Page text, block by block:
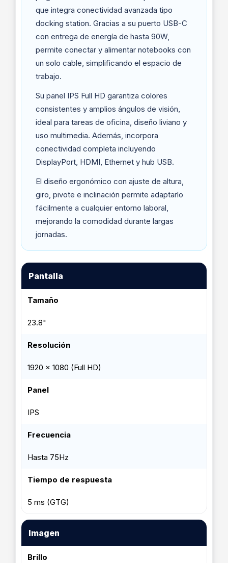
que integra conectividad avanzada tipo
docking station. Gracias a su puerto USB-C
con entrega de energía de hasta 90W,
permite conectar y alimentar notebooks con
un solo cable, simplificando el espacio de
trabajo.
Su panel IPS Full HD garantiza colores
consistentes y amplios ángulos de visión,
ideal para tareas de oficina, diseño liviano y
uso multimedia. Además, incorpora
conectividad completa incluyendo
DisplayPort, HDMI, Ethernet y hub USB.
El diseño ergonómico con ajuste de altura,
giro, pivote e inclinación permite adaptarlo
fácilmente a cualquier entorno laboral,
mejorando la comodidad durante largas
jornadas.
Pantalla
Tamaño
23.8"
Resolución
1920 x 1080 (Full HD)
Panel
IPS
Frecuencia
Hasta 75Hz
Tiempo de respuesta
5 ms (GTG)
Imagen
Brillo